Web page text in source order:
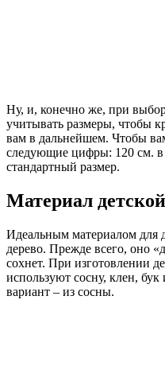
Ну, и, конечно же, при
учитывать размеры, чтобы
вам в дальнейшем. Чтобы
следующие цифры: 120 см.
стандартный размер.
Материал
Идеальным материалом для
дерево. Прежде всего, оно
сохнет. При изготовлении
используют сосну, клен,
вариант – из сосны.